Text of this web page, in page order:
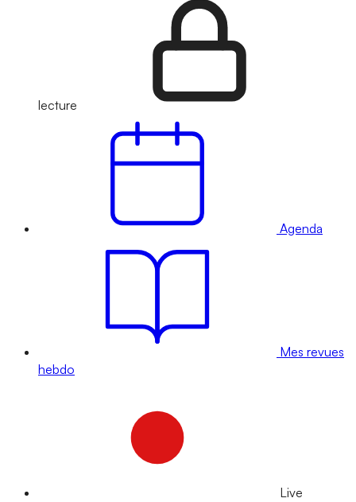
lecture
Agenda
Mes revues
hebdo
Live